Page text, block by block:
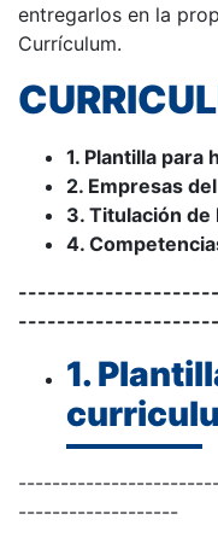
entregarlos en la
Currículum.
1. Plantilla para
2. Empresas
3. Titulación de
4.
---------------------
1.
-------------------